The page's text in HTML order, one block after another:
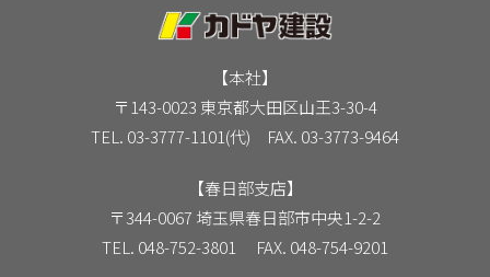
【本社】
〒143-0023 東京都大田区山王3-30-4
TEL. 03-3777-1101(代) FAX. 03-3773-9464
【春日部支店】
〒344-0067 埼玉県春日部市中央1-2-2
TEL. 048-752-3801 FAX. 048-754-9201